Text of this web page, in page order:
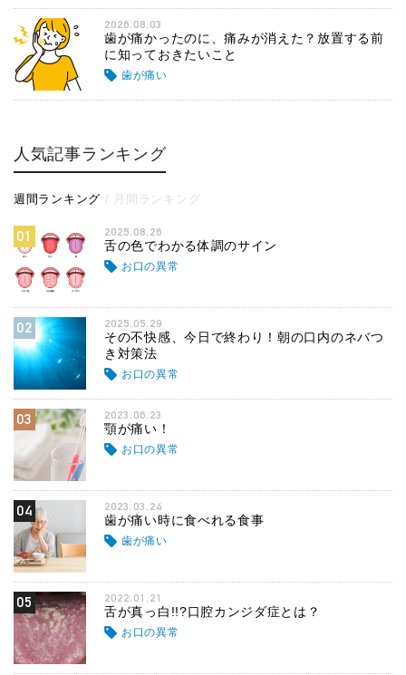
2026.08.03
歯が痛かったのに、痛みが消えた？放置する前
に知っておきたいこと
歯が痛い
人気記事ランキング
週間ランキング 月間ランキング
01 2025.08.26
舌の色でわかる体調のサイン
お口の異常
02 2025.05.29
その不快感、今日で終わり！朝の口内のネバつ
き対策法
お口の異常
03 2023.06.23
顎が痛い！
お口の異常
04 2023.03.24
歯が痛い時に食べれる食事
歯が痛い
05 2022.01.21
舌が真っ白!!?口腔カンジダ症とは？
お口の異常